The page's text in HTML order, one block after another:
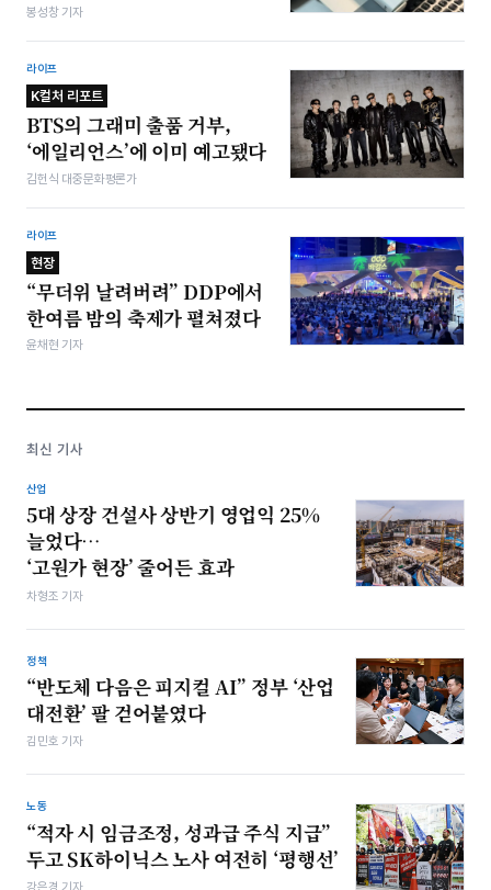
봉성창 기자
라이프
K컬처 리포트
BTS의 그래미 출품 거부,
‘에일리언스’에 이미 예고됐다
김헌식 대중문화평론가
라이프
현장
“무더위 날려버려” DDP에서
한여름 밤의 축제가 펼쳐졌다
윤채현 기자
최신 기사
산업
5대 상장 건설사 상반기 영업익 25%
늘었다…
‘고원가 현장’ 줄어든 효과
차형조 기자
정책
“반도체 다음은 피지컬 AI” 정부 ‘산업
대전환’ 팔 걷어붙였다
김민호 기자
노동
“적자 시 임금조정, 성과급 주식 지급”
두고 SK하이닉스 노사 여전히 ‘평행선’
강은경 기자